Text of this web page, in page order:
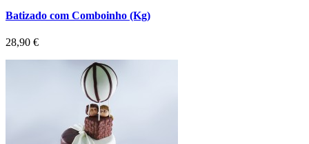
Batizado com Comboinho (Kg)
Preço
28,90 €